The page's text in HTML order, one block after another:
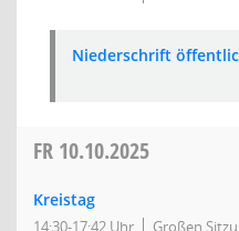
Niederschrift
FR 10.10.2025
Kreistag
14:30-17:42 Uhr Großen